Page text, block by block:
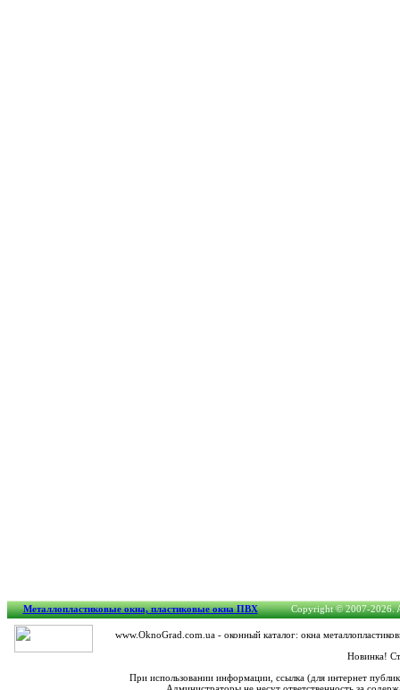
Металлопластиковые окна, пластиковые окна ПВХ Copyright © 2007-2026.
www.OknoGrad.com.ua - оконный каталог: окна
Новинка!
При использовании информации, ссылка (для интернет